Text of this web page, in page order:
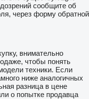
сообщите об
через форму обратной
внимательно
чтобы понять
техники. Если
ниже аналогичных
разница в цене
о попытке продавца